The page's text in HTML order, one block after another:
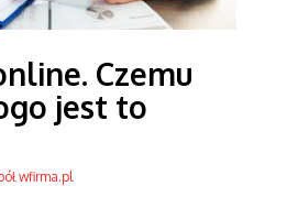
Czemu
jest to
wfirma.pl